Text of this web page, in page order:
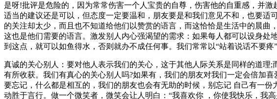
是呀!批评是危险的，因为常常伤害一个人宝贵的自尊，伤害他的自重感，并
适当的建议还是可以，但态度一定要温和，朋友要是和我们意见不和，也要
的关注却太少，而且也不知道给他们以赞赏的语言，而这恰恰是生活中的晨
这也是他们需要的语言。激发别人内心强渴望的需求：如果每人都可以设身
到这点，就可以如鱼得水，否则就办不成任何事。我们常常以“站着说话不要
真诚的关心别人：要对他人表示我们的关心，这于其他人际关系是同样的道
有所收获。我们有真心的关心别人吗?如果有，我们的朋友对我们一定会倍加
要忘记，什么都是相互的，我们的朋友也会有无助的时候，别忘记 自己有一
动胜于言行。做一个微笑者，微笑会让人明白：“我喜欢你 ，你使我快乐，我